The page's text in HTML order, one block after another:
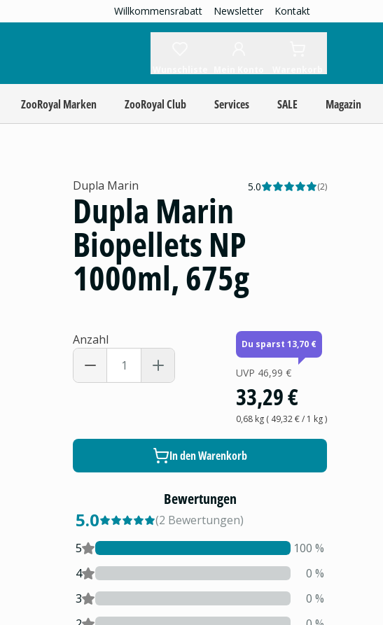
Willkommensrabatt Newsletter Kontakt
ZooRoyal Marken ZooRoyal Club Services SALE Magazin
Dupla Marin 5.0 (2)
Dupla Marin
Biopellets NP
1000ml, 675g
Anzahl Du sparst 13,70 €
UVP 46,99 €
33,29 €
0,68 kg( 49,32 €/ 1 kg)
In den Warenkorb
Bewertungen
5.0 (2 Bewertungen)
5
100 %
4
0 %
3
0 %